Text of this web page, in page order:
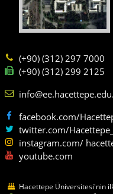
(+90) (312) 297 7000
(+90) (312) 299 2125
facebook.com/
twitter.com/
instagram.com/
youtube.com
Hacettepe Üniversitesi'nin